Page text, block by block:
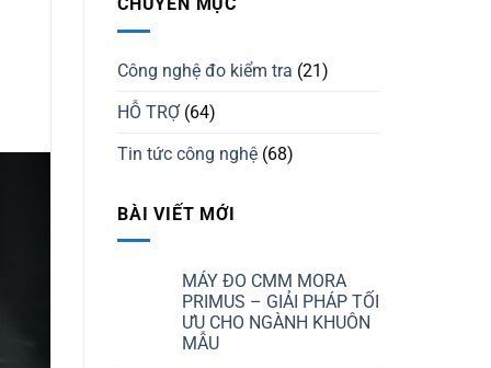
Công nghệ đo kiểm tra (21)
HỖ TRỢ(64)
Tin tức công nghệ (68)
BÀI VIẾT MỚI
MÁY ĐO CMM MORA
PRIMUS – GIẢI PHÁP TỐI
ƯU CHO NGÀNH KHUÔN
MẪU